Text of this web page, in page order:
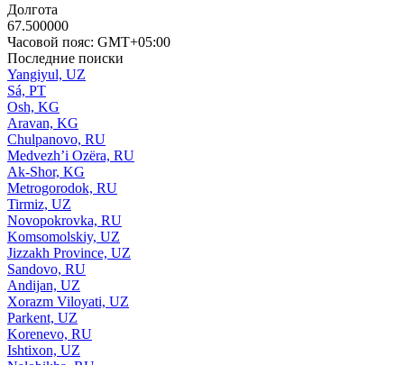
Долгота
67.500000
Часовой пояс: GMT+05:00
Последние поиски
Yangiyul, UZ
Sá, PT
Osh, KG
Aravan, KG
Chulpanovo, RU
Medvezh’i Ozëra, RU
Ak-Shor, KG
Metrogorodok, RU
Tirmiz, UZ
Novopokrovka, RU
Komsomolskiy, UZ
Jizzakh Province, UZ
Sandovo, RU
Andijan, UZ
Xorazm Viloyati, UZ
Parkent, UZ
Korenevo, RU
Ishtixon, UZ